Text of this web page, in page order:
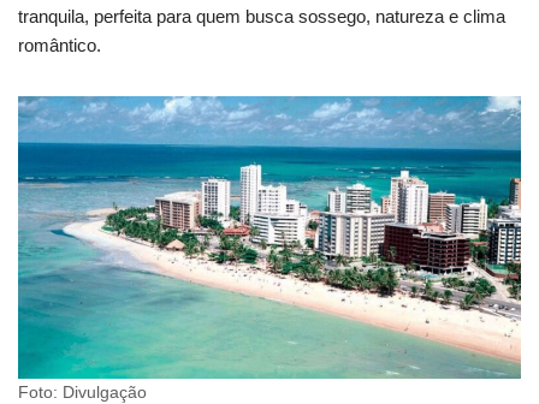
tranquila, perfeita para quem busca sossego, natureza e clima
romântico.
Foto: Divulgação